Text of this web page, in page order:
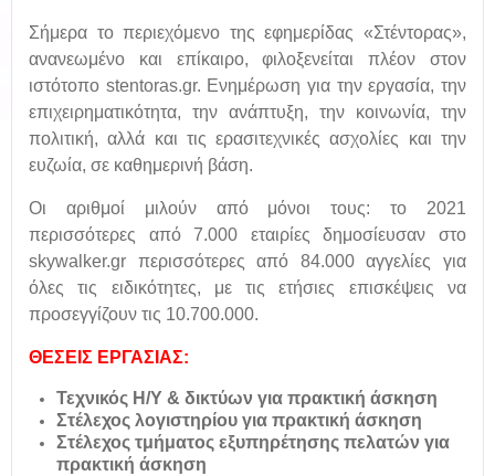
Σήμερα το περιεχόμενο της εφημερίδας «Στέντορας»,
ανανεωμένο και επίκαιρο, φιλοξενείται πλέον στον
ιστότοπο stentoras.gr. Ενημέρωση για την εργασία, την
επιχειρηματικότητα, την ανάπτυξη, την κοινωνία, την
πολιτική, αλλά και τις ερασιτεχνικές ασχολίες και την
ευζωία, σε καθημερινή βάση.
Οι αριθμοί μιλούν από μόνοι τους: το 2021
περισσότερες από 7.000 εταιρίες δημοσίευσαν στο
skywalker.gr περισσότερες από 84.000 αγγελίες για
όλες τις ειδικότητες, με τις ετήσιες επισκέψεις να
προσεγγίζουν τις 10.700.000.
ΘΕΣΕΙΣ ΕΡΓΑΣΙΑΣ:
Τεχνικός Η/Υ & δικτύων για πρακτική άσκηση
Στέλεχος λογιστηρίου για πρακτική άσκηση
Στέλεχος τμήματος εξυπηρέτησης πελατών για
πρακτική άσκηση